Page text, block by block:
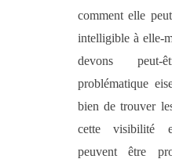
comment elle
intelligible à elle-
devons
problématique
bien de trouver
cette visibilité
peuvent être